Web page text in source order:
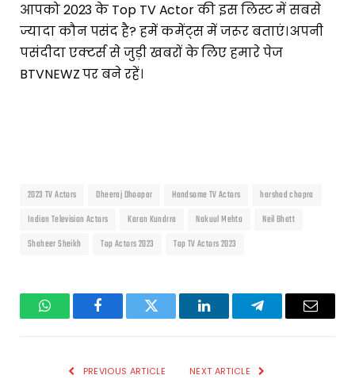
आपको 2023 के Top TV Actor की इस लिस्ट में सबसे
ज्यादा कौन पसंद है? हमें कमेंट्स में जरूर बताएं। अपनी
पसंदीदा एक्टर्स से जुड़ी खबरों के लिए हमारे पेज
BTVNEWZ पर बने रहें।
2023 TV Actors Dheeraj Dhoopar Handsome TV Actors
harshad chopra
Indian Television Actors
Karan Kundrra Nakuul Mehta
Neil Bhatt
Shaheer Sheikh
Top Actors 2023 Top TV Actors 2023
WhatsAppFacebookTwitter LinkedInTelegramEmail
PREVIOUS ARTICLE NEXT ARTICLE